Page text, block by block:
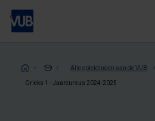
Overslaan
naar
inhoudKruimelpad
Alle opleidingen aan de VUB
Grieks 1 - Jaarcursus 2024-2025